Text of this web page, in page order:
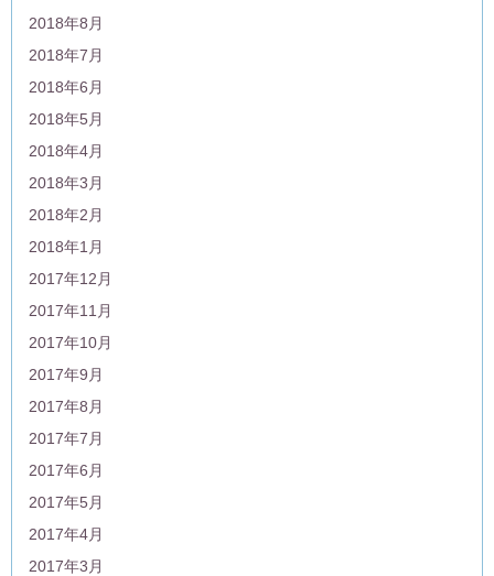
2018年8月
2018年7月
2018年6月
2018年5月
2018年4月
2018年3月
2018年2月
2018年1月
2017年12月
2017年11月
2017年10月
2017年9月
2017年8月
2017年7月
2017年6月
2017年5月
2017年4月
2017年3月